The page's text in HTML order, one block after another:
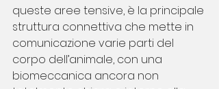
queste aree tensive, è la principale
struttura connettiva che mette in
comunicazione varie parti del
corpo dell’animale, con una
biomeccanica ancora non